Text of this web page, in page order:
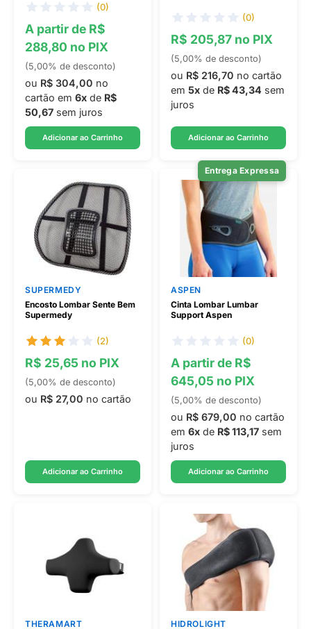
(0)
A partir de R$
288,80 no PIX
(5,00% de desconto)
ou R$ 304,00 no
cartão em 6x de R$
50,67 sem juros
Adicionar ao Carrinho
(0)
R$ 205,87 no PIX
(5,00% de desconto)
ou R$ 216,70 no cartão
em 5x de R$ 43,34 sem
juros
Adicionar ao Carrinho
SUPERMEDY
Encosto Lombar Sente Bem
Supermedy
(2)
R$ 25,65 no PIX
(5,00% de desconto)
ou R$ 27,00 no cartão
Adicionar ao Carrinho
Entrega Expressa
ASPEN
Cinta Lombar Lumbar
Support Aspen
(0)
A partir de R$
645,05 no PIX
(5,00% de desconto)
ou R$ 679,00 no cartão
em 6x de R$ 113,17 sem
juros
Adicionar ao Carrinho
THERAMART
HIDROLIGHT